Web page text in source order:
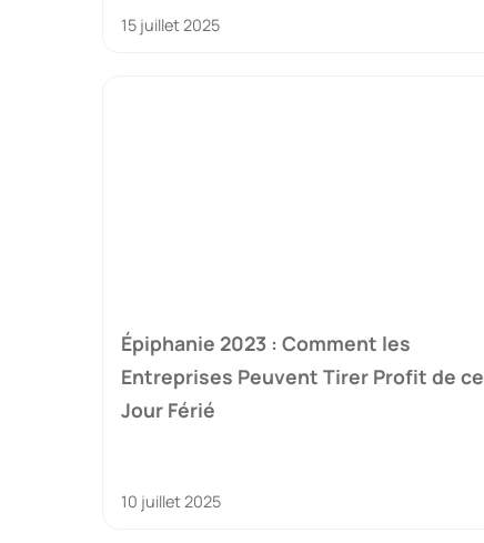
15 juillet 2025
Épiphanie 2023 : Comment les
Entreprises Peuvent Tirer Profit de ce
Jour Férié
10 juillet 2025